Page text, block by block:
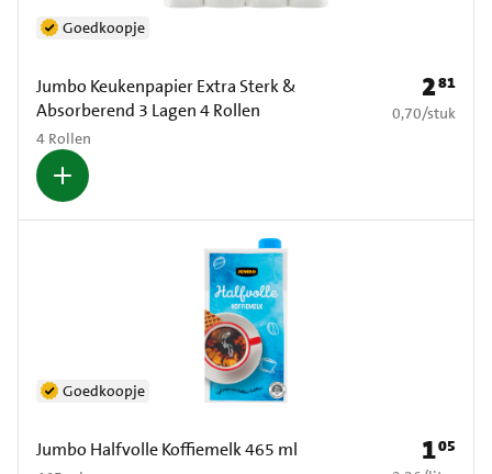
Jumbo Keukenpapier Extra Sterk &
Absorberend 3 Lagen 4 Rollen
4 Rollen
Goedkoopje
Prijs: €
281
€ 0,70 per stuk
0,70/stuk
Jumbo Halfvolle Koffiemelk 465 ml
Goedkoopje
Prijs: €
105